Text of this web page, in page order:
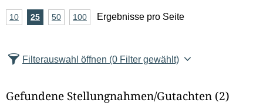
zurück
vor
A
z
l
10Ergebnisse
25Ergebnisse
50Ergebnisse
100Ergebnisse
Ergebnisse pro Seite
Filterauswahl öffnen (0 Filter gewählt)
Gefundene Stellungnahmen/⁠Gutachten (2)